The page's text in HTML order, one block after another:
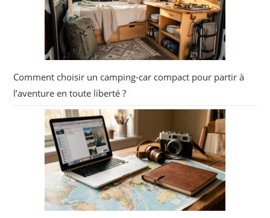
Comment choisir un camping-car compact pour partir à
l’aventure en toute liberté ?